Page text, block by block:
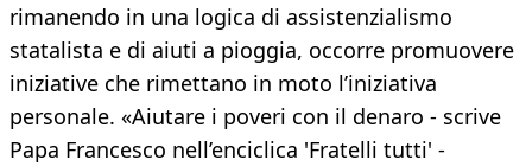
rimanendo in una logica di assistenzialismo
statalista e di aiuti a pioggia, occorre promuovere
iniziative che rimettano in moto l’iniziativa
personale. «Aiutare i poveri con il denaro - scrive
Papa Francesco nell’enciclica 'Fratelli tutti' -